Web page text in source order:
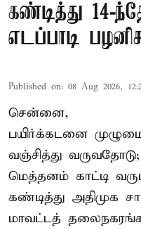
கண்டித்து 14-
எடப்பாடி
Published on: 08 Aug 2026,
சென்னை,
பயிர்க்கடனை
வஞ்சித்து
மெத்தனம் காட்டி
கண்டித்து அதிமுக
மாவட்டத்